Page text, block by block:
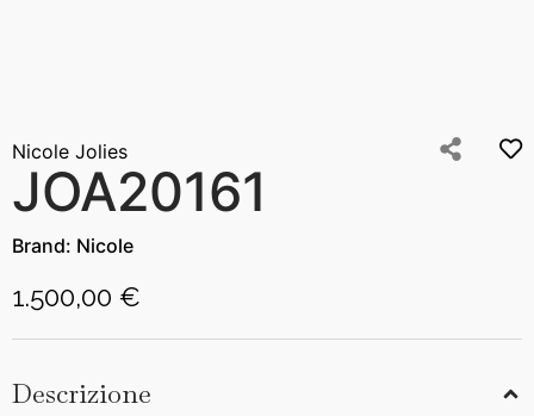
Nicole Jolies
JOA20161
Brand: Nicole
1.500,00 €
Descrizione